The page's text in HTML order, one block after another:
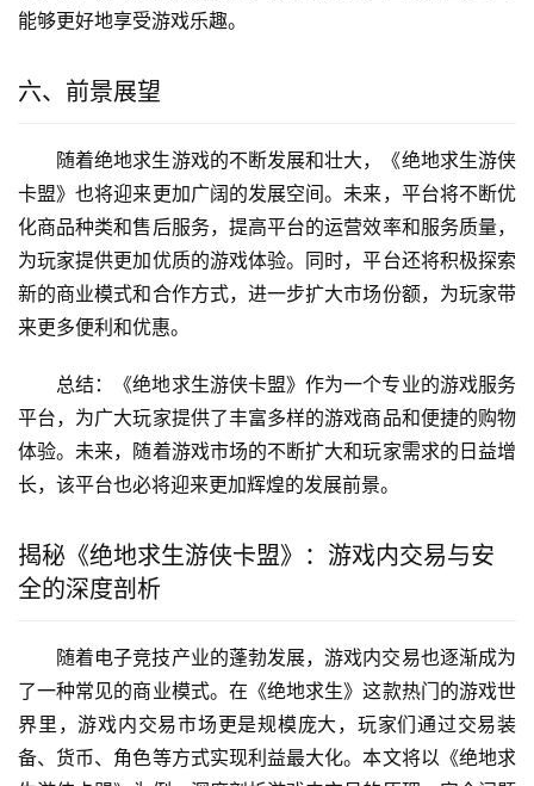
能够更好地享受游戏乐趣。
六、前景展望
随着绝地求生游戏的不断发展和壮大，《绝地求生游侠
卡盟》也将迎来更加广阔的发展空间。未来，平台将不断优
化商品种类和售后服务，提高平台的运营效率和服务质量，
为玩家提供更加优质的游戏体验。同时，平台还将积极探索
新的商业模式和合作方式，进一步扩大市场份额，为玩家带
来更多便利和优惠。
总结：《绝地求生游侠卡盟》作为一个专业的游戏服务
平台，为广大玩家提供了丰富多样的游戏商品和便捷的购物
体验。未来，随着游戏市场的不断扩大和玩家需求的日益增
长，该平台也必将迎来更加辉煌的发展前景。
揭秘《绝地求生游侠卡盟》：游戏内交易与安
全的深度剖析
随着电子竞技产业的蓬勃发展，游戏内交易也逐渐成为
了一种常见的商业模式。在《绝地求生》这款热门的游戏世
界里，游戏内交易市场更是规模庞大，玩家们通过交易装
备、货币、角色等方式实现利益最大化。本文将以《绝地求